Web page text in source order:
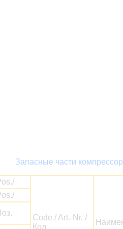
Запасные части
Code / Art.-Nr. /
Код